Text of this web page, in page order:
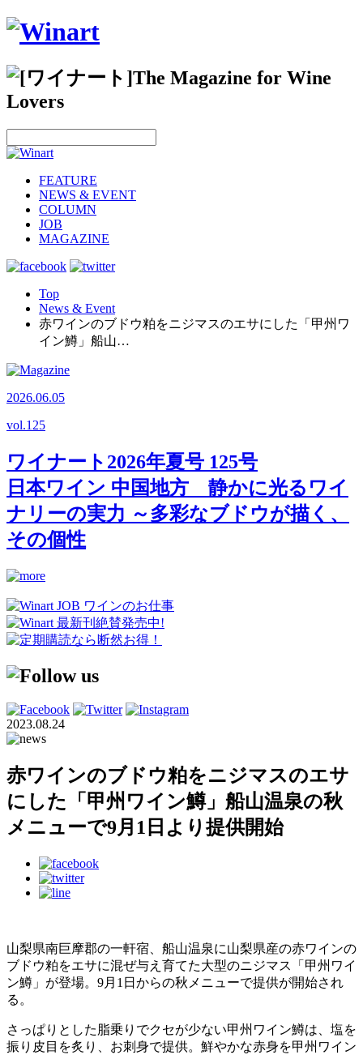
FEATURE
NEWS & EVENT
COLUMN
JOB
MAGAZINE
Top
News & Event
赤ワインのブドウ粕をニジマスのエサにした「甲州ワ
イン鱒」船山…
2026.06.05
vol.125
ワイナート2026年夏号 125号
日本ワイン 中国地方 静かに光るワイ
ナリーの実力 ～多彩なブドウが描く、
その個性
2023.08.24
赤ワインのブドウ粕をニジマスのエサ
にした「甲州ワイン鱒」船山温泉の秋
メニューで9月1日より提供開始
山梨県南巨摩郡の一軒宿、船山温泉に山梨県産の赤ワインの
ブドウ粕をエサに混ぜ与え育てた大型のニジマス「甲州ワイ
ン鱒」が登場。9月1日からの秋メニューで提供が開始され
る。
さっぱりとした脂乗りでクセが少ない甲州ワイン鱒は、塩を
振り皮目を炙り、お刺身で提供。​鮮やかな赤身を甲州ワイン